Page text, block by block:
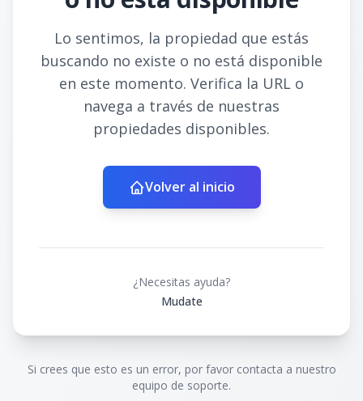
Lo sentimos, la propiedad que estás
buscando no existe o no está disponible
en este momento. Verifica la URL o
navega a través de nuestras
propiedades disponibles.
Volver al inicio
¿Necesitas ayuda?
Mudate
Si crees que esto es un error, por favor contacta a nuestro
equipo de soporte.